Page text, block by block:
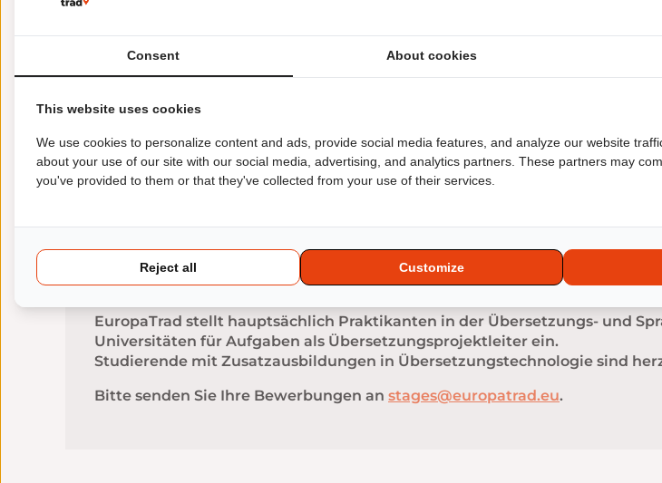
EuropaTrad-Community
Die Linkedin-Seite bringt unsere Partnerübersetzer zusammen: Hier
Einstellungskampagnen, einige Tipps für freiberufliche Übersetzer und
mitteilen!
KOMMEN SIE IN UNSER TEAM!
PRAKTIKANTEN/WERKSTUDENTEN
EuropaTrad stellt hauptsächlich Praktikanten in der Übersetzungs- und
Universitäten für Aufgaben als Übersetzungsprojektleiter ein.
Studierende mit Zusatzausbildungen in Übersetzungstechnologie sind
Bitte senden Sie Ihre Bewerbungen an stages@europatrad.eu.
Consent About cookies
This website uses cookies
We use cookies to personalize content and ads, provide social media features, and analyze our website
about your use of our site with our social media, advertising, and analytics partners. These partners may
you've provided to them or that they've collected from your use of their services.
Reject all Customize